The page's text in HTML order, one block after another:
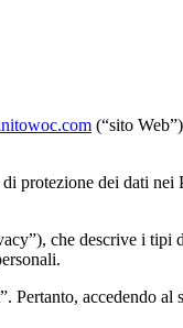
(“sito
protezione dei dati nei
che descrive i
Pertanto, accedendo